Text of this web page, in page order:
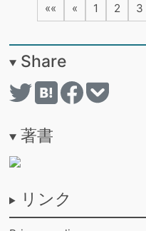
«« « 1 2 3
Share
著書
リンク